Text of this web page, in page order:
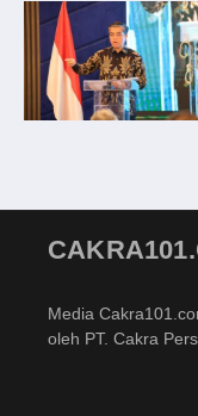
Media
oleh PT. Cakra